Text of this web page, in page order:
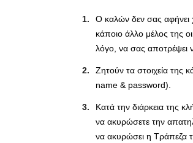
Ο καλών δεν σας αφήνει
κάποιο άλλο μέλος της
λόγο, να σας αποτρέψει
Ζητούν τα στοιχεία της
name & password).
Κατά την διάρκεια της
να ακυρώσετε την
να ακυρώσει η Τράπεζα